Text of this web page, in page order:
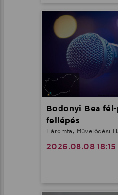
Bodonyi Bea
fellépés
Háromfa, Művelődési
2026.08.08 18:15